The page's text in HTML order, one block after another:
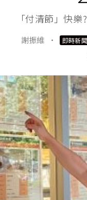
「付清節」快
謝振維 · 即時新聞